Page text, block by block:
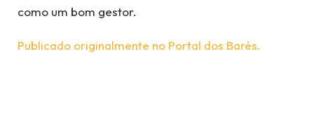
como um bom gestor.
Publicado originalmente no Portal dos Barés.